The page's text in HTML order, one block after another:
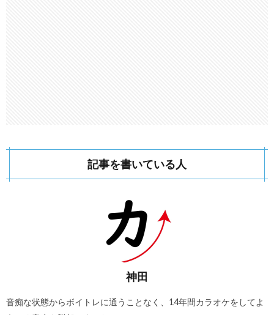
記事を書いている人
神田
音痴な状態からボイトレに通うことなく、14年間カラオケをしてよ